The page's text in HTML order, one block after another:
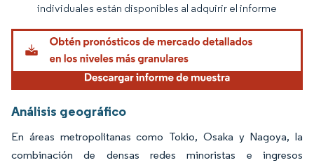
individuales están disponibles al adquirir el informe
Análisis geográfico
En áreas metropolitanas como Tokio, Osaka y Nagoya, la
combinación de densas redes minoristas e ingresos